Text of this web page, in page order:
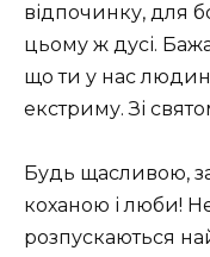
відпочинку, для
цьому ж дусі.
що ти у нас
екстриму. Зі
Будь щасливою,
коханою і люби!
розпускаються